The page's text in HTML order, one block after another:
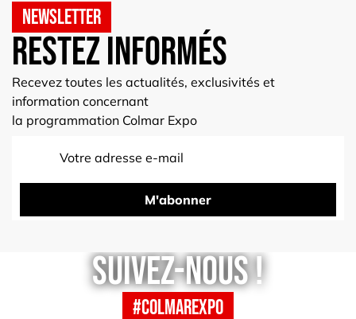
Newsletter
Restez informés
Recevez toutes les actualités, exclusivités et
information concernant
la programmation Colmar Expo
M'abonner
Suivez-nous !
#colmarexpo